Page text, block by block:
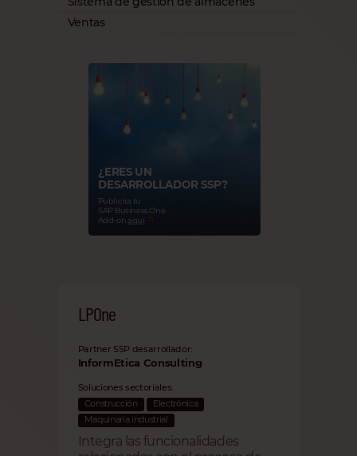
Ventas
¿ERES UN
DESARROLLADOR SSP?
Publicita tu
SAP Business One
Add-on aquí
LPOne
Partner SSP desarrollador:
InformEtica Consulting
Soluciones sectoriales:
Construcción
Electrónica
Maquinaria industrial
Integra las funcionalidades